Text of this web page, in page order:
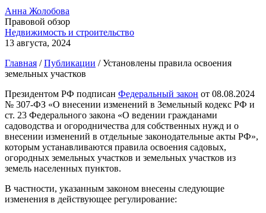
Анна Жолобова
Правовой обзор
Недвижимость и строительство
13 августа, 2024
Главная /Публикации /Установлены правила освоения
земельных участков
Президентом РФ подписан Федеральный закон от 08.08.2024
№ 307-ФЗ «О внесении изменений в Земельный кодекс РФ и
ст. 23 Федерального закона «О ведении гражданами
садоводства и огородничества для собственных нужд и о
внесении изменений в отдельные законодательные акты РФ»,
которым устанавливаются правила освоения садовых,
огородных земельных участков и земельных участков из
земель населенных пунктов.
В частности, указанным законом внесены следующие
изменения в действующее регулирование: